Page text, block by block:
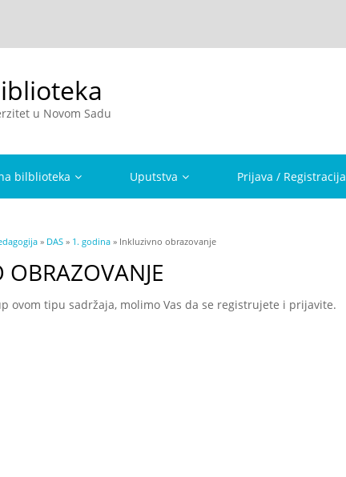
u Novom Sadu
bilblioteka Uputstva Prijava / Registracija
» DAS » 1. godina » Inkluzivno obrazovanje
ovom tipu sadržaja, molimo Vas da se registrujete i prijavite.